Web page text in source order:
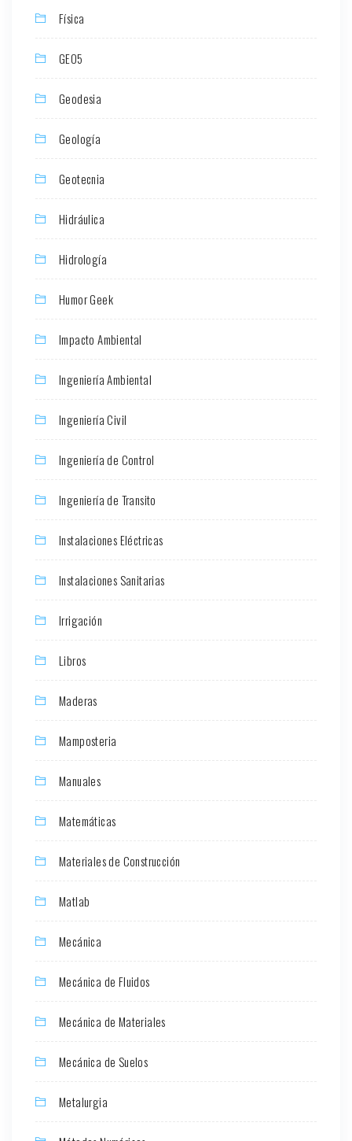
Física
GEO5
Geodesia
Geología
Geotecnia
Hidráulica
Hidrología
Humor Geek
Impacto Ambiental
Ingeniería Ambiental
Ingeniería Civil
Ingeniería de Control
Ingeniería de Transito
Instalaciones Eléctricas
Instalaciones Sanitarias
Irrigación
Libros
Maderas
Mamposteria
Manuales
Matemáticas
Materiales de Construcción
Matlab
Mecánica
Mecánica de Fluidos
Mecánica de Materiales
Mecánica de Suelos
Metalurgia